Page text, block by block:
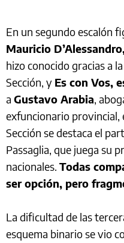
En un segundo escalón
Mauricio
hizo conocido gracias a
Sección, y Es con Vos,
a Gustavo Arabia,
exfuncionario provincial,
Sección se destaca el
Passaglia, que juega su
nacionales. Todas
ser opción, pero
La dificultad de las
esquema binario se vio